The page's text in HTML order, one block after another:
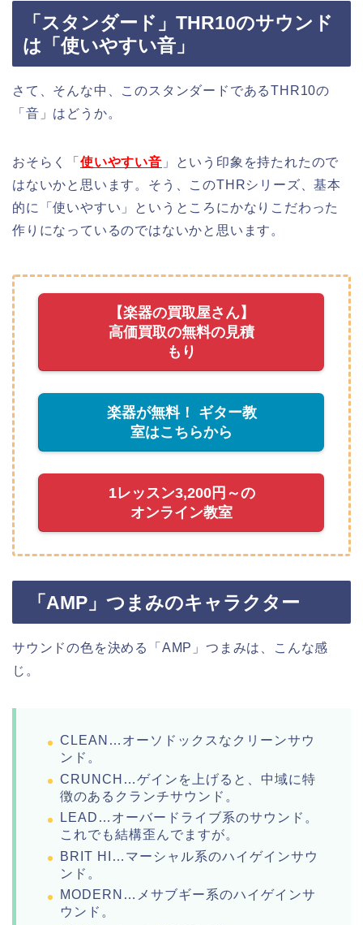
「スタンダード」THR10のサウンド
は「使いやすい音」
さて、そんな中、このスタンダードであるTHR10の
「音」はどうか。
おそらく「 使いやすい音 」という印象を持たれたので
はないかと思います。そう、このTHRシリーズ、基本
的に「使いやすい」というところにかなりこだわった
作りになっているのではないかと思います。
【楽器の買取屋さん】
高価買取の無料の見積
もり
楽器が無料！ ギター教
室はこちらから
1レッスン3,200円～の
オンライン教室
「AMP」つまみのキャラクター
サウンドの色を決める「AMP」つまみは、こんな感
じ。
CLEAN…オーソドックスなクリーンサウ
ンド。
CRUNCH…ゲインを上げると、中域に特
徴のあるクランチサウンド。
LEAD…オーバードライブ系のサウンド。
これでも結構歪んでますが。
BRIT HI…マーシャル系のハイゲインサウ
ンド。
MODERN…メサブギー系のハイゲインサ
ウンド。